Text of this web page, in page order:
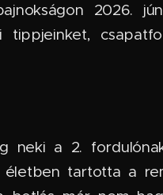
2026.
tippjeinket,
neki a 2.
tartotta a